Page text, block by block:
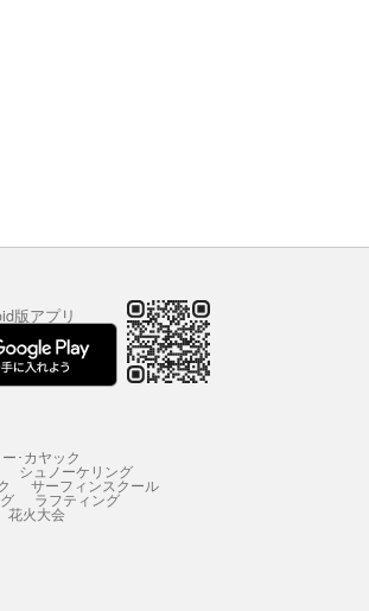
版アプリ
･カヤック
シュノーケリング
サーフィンスクール
ラフティング
花火大会